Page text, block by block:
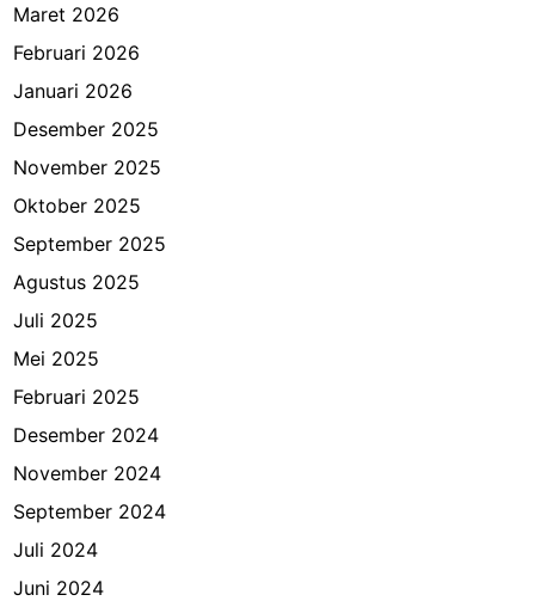
Maret 2026
Februari 2026
Januari 2026
Desember 2025
November 2025
Oktober 2025
September 2025
Agustus 2025
Juli 2025
Mei 2025
Februari 2025
Desember 2024
November 2024
September 2024
Juli 2024
Juni 2024